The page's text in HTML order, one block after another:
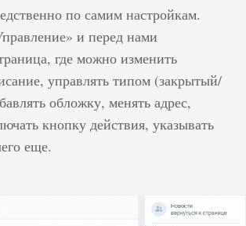
по самим настройкам.
и перед нами
где можно изменить
управлять типом (закрытый/
обложку, менять адрес,
кнопку действия, указывать
еще.